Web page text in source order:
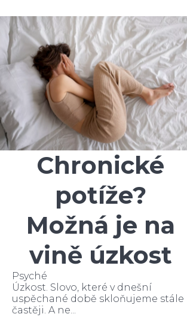
Chronické
potíže?
Možná je na
vině úzkost
Psyché
Úzkost. Slovo, které v dnešní
uspěchané době skloňujeme stále
častěji. A ne...